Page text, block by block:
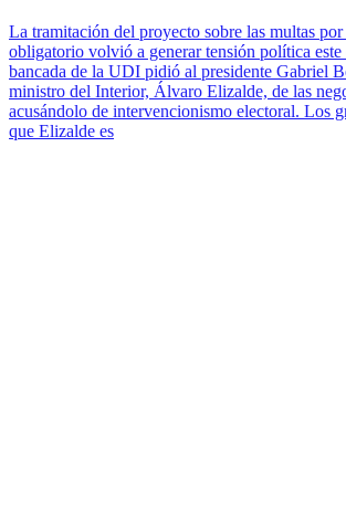
La tramitación del proyecto sobre las multas
obligatorio volvió a generar tensión política
bancada de la UDI pidió al presidente Gabriel
ministro del Interior, Álvaro Elizalde, de las
acusándolo de intervencionismo electoral. Los
que Elizalde es